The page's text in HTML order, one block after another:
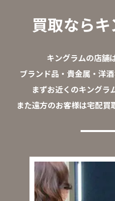
買取ならキ
キングラムの店舗
ブランド品・貴金属・洋
まずお近くのキングラ
また遠方のお客様は宅配買